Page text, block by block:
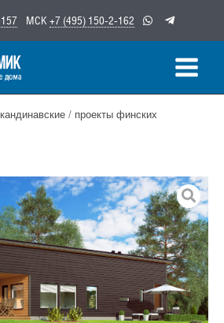
МСК +7 (495) 150-2-162
/ проекты финских